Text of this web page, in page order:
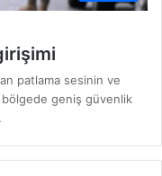
patlama sesinin ve
geniş güvenlik